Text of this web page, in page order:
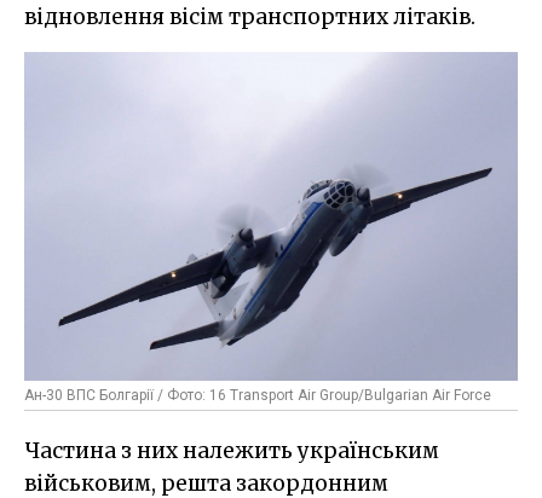
відновлення вісім транспортних літаків.
Ан-30 ВПС Болгарії / Фото: 16 Transport Air Group/Bulgarian Air Force
Частина з них належить українським
військовим, решта закордонним